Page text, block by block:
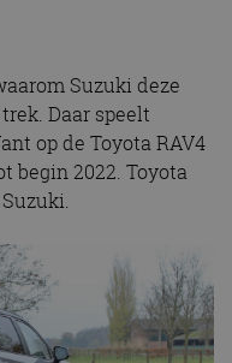
Suzuki deze
Daar speelt
op de Toyota RAV4
begin 2022. Toyota